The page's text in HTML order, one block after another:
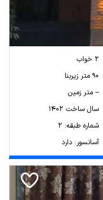
2 خواب
90 متر زیربنا
-- متر زمین
سال ساخت 1402
شماره طبقه: 2
آسانسور: دارد